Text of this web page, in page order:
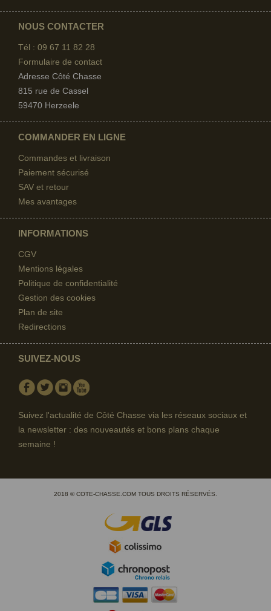
NOUS CONTACTER
Tél : 09 67 11 82 28
Formulaire de contact
Adresse Côté Chasse
815 rue de Cassel
59470 Herzeele
COMMANDER EN LIGNE
Commandes et livraison
Paiement sécurisé
SAV et retour
Mes avantages
INFORMATIONS
CGV
Mentions légales
Politique de confidentialité
Gestion des cookies
Plan de site
Redirections
SUIVEZ-NOUS
Facebook
TwitterInstagram
Suivez l'actualité de Côté Chasse via les réseaux sociaux et
la newsletter : des nouveautés et bons plans chaque
semaine !
2018 © COTE-CHASSE.COM TOUS DROITS RÉSERVÉS.